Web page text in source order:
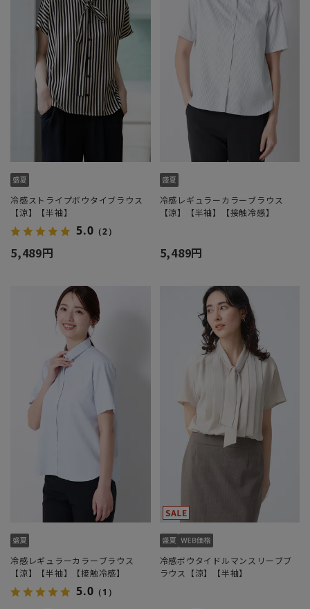
冷感ストライプボウタイブラウス
【涼】【半袖】
5.0 （2）
5,489円
冷感レギュラーカラーブラウス
【涼】【半袖】【接触冷感】
5,489円
冷感レギュラーカラーブラウス
【涼】【半袖】【接触冷感】
5.0 （1）
冷感ボウタイドルマンスリーブブ
ラウス【涼】【半袖】